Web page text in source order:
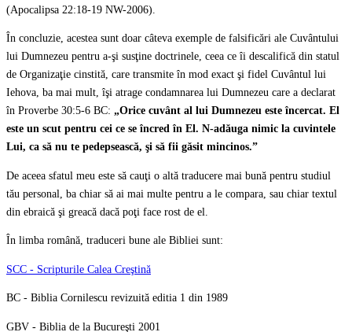
(Apocalipsa 22:18-19 NW-2006).
În concluzie, acestea sunt doar câteva exemple de falsificări ale Cuvântului
lui Dumnezeu pentru a-şi susţine doctrinele, ceea ce îi descalifică din statul
de Organizaţie cinstită, care transmite în mod exact şi fidel Cuvântul lui
Iehova, ba mai mult, îşi atrage condamnarea lui Dumnezeu care a declarat
în Proverbe 30:5-6 BC: „Orice cuvânt al lui Dumnezeu este încercat. El
este un scut pentru cei ce se încred în El. N-adăuga nimic la cuvintele
Lui, ca să nu te pedepsească, şi să fii găsit mincinos.”
De aceea sfatul meu este să cauţi o altă traducere mai bună pentru studiul
tău personal, ba chiar să ai mai multe pentru a le compara, sau chiar textul
din ebraică şi greacă dacă poţi face rost de el.
În limba română, traduceri bune ale Bibliei sunt:
SCC - Scripturile Calea Creştină
BC - Biblia Cornilescu revizuită editia 1 din 1989
GBV - Biblia de la Bucureşti 2001